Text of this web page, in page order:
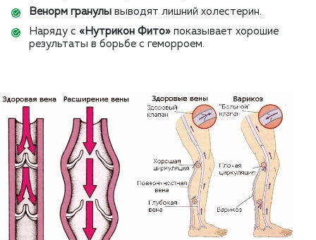
Венорм гранулы выводят лишний холестерин.
Наряду с «Нутрикон Фито» показывает хорошие
результаты в борьбе с геморроем.